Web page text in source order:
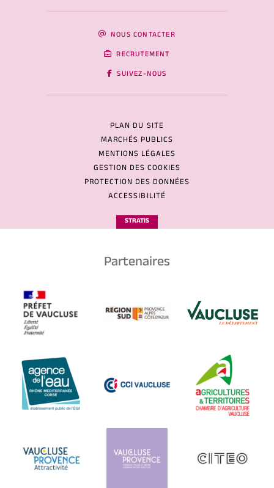
NOUS CONTACTER
RECRUTEMENT
SUIVEZ-NOUS
PLAN DU SITE
MARCHÉS PUBLICS
MENTIONS LÉGALES
GESTION DES COOKIES
PROTECTION DES DONNÉES
ACCESSIBILITÉ
STRATIS
Partenaires